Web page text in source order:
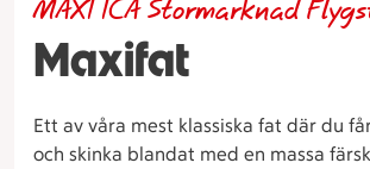
Maxifat
MAXI ICA Stormarknad
Ett av våra mest klassiska fat där du
och skinka blandat med en massa